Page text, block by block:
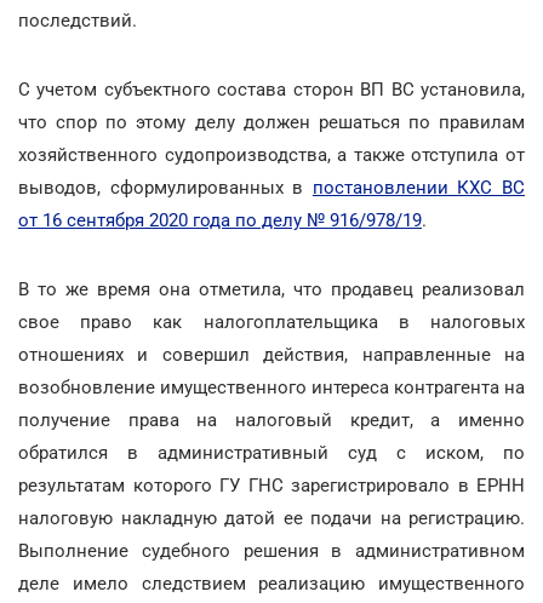
последствий.
С учетом субъектного состава сторон ВП ВС установила,
что спор по этому делу должен решаться по правилам
хозяйственного судопроизводства, а также отступила от
выводов, сформулированных в постановлении КХС ВС
от 16 сентября 2020 года по делу № 916/978/19.
В то же время она отметила, что продавец реализовал
свое право как налогоплательщика в налоговых
отношениях и совершил действия, направленные на
возобновление имущественного интереса контрагента на
получение права на налоговый кредит, а именно
обратился в административный суд с иском, по
результатам которого ГУ ГНС зарегистрировало в ЕРНН
налоговую накладную датой ее подачи на регистрацию.
Выполнение судебного решения в административном
деле имело следствием реализацию имущественного